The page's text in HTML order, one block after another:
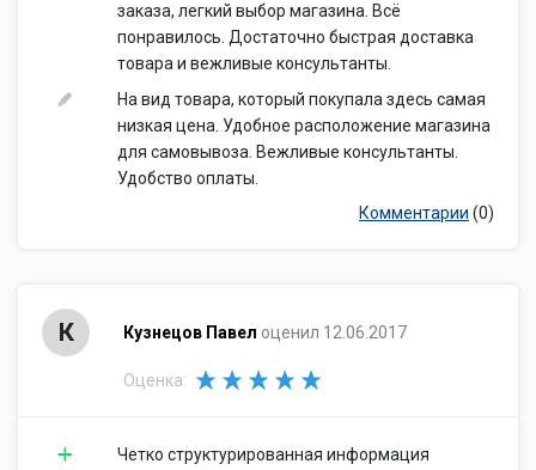
заказа, легкий выбор магазина. Всё
понравилось. Достаточно быстрая доставка
товара и вежливые консультанты.
На вид товара, который покупала здесь самая
низкая цена. Удобное расположение магазина
для самовывоза. Вежливые консультанты.
Удобство оплаты.
Комментарии (0)
К Кузнецов Павел оценил 12.06.2017
Оценка:
Четко структурированная информация